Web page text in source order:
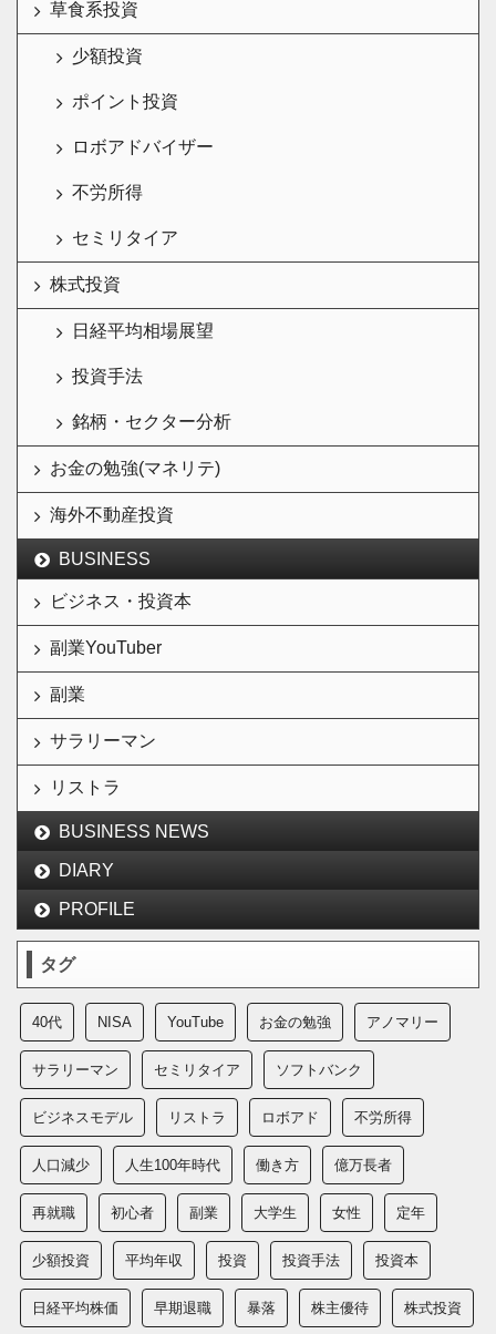
草食系投資
少額投資
ポイント投資
ロボアドバイザー
不労所得
セミリタイア
株式投資
日経平均相場展望
投資手法
銘柄・セクター分析
お金の勉強(マネリテ)
海外不動産投資
BUSINESS
ビジネス・投資本
副業YouTuber
副業
サラリーマン
リストラ
BUSINESS NEWS
DIARY
PROFILE
タグ
40代 NISA YouTube お金の勉強 アノマリー
サラリーマン セミリタイア ソフトバンク
ビジネスモデル リストラ ロボアド 不労所得
人口減少 人生100年時代 働き方 億万長者
再就職 初心者 副業 大学生 女性 定年
少額投資 平均年収 投資 投資手法 投資本
日経平均株価 早期退職 暴落 株主優待 株式投資